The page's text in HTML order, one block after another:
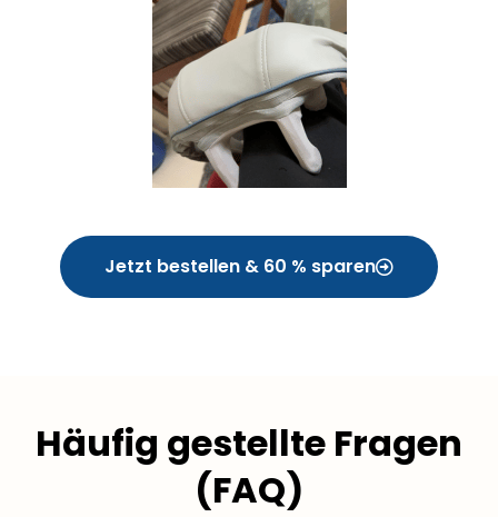
Jetzt bestellen & 60 % sparen
Häufig gestellte Fragen
(FAQ)